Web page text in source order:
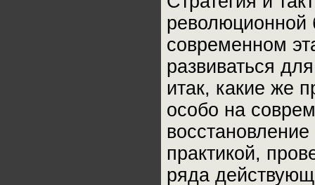
революционной
современном
развиваться
итак, какие же
особо на
практикой,
ряда